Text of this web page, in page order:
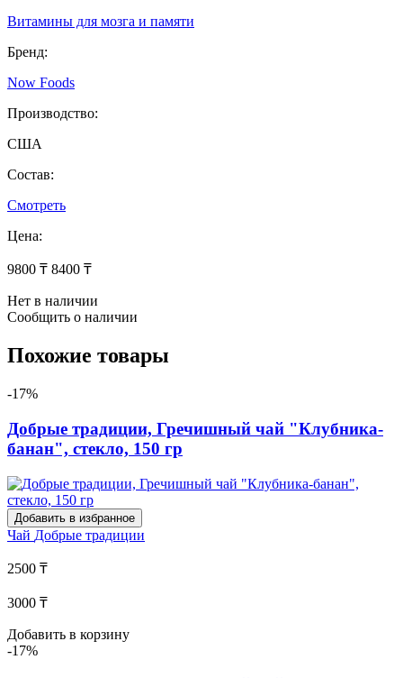
Витамины для мозга и памяти
Бренд:
Now Foods
Производство:
США
Состав:
Смотреть
Цена:
9800 ₸ 8400 ₸
Нет в наличии
Сообщить о наличии
Похожие товары
-17%
Добрые традиции, Гречишный чай "Клубника-
банан", стекло, 150 гр
Добавить в избранное
Чай Добрые традиции
2500 ₸
3000 ₸
Добавить в корзину
-17%